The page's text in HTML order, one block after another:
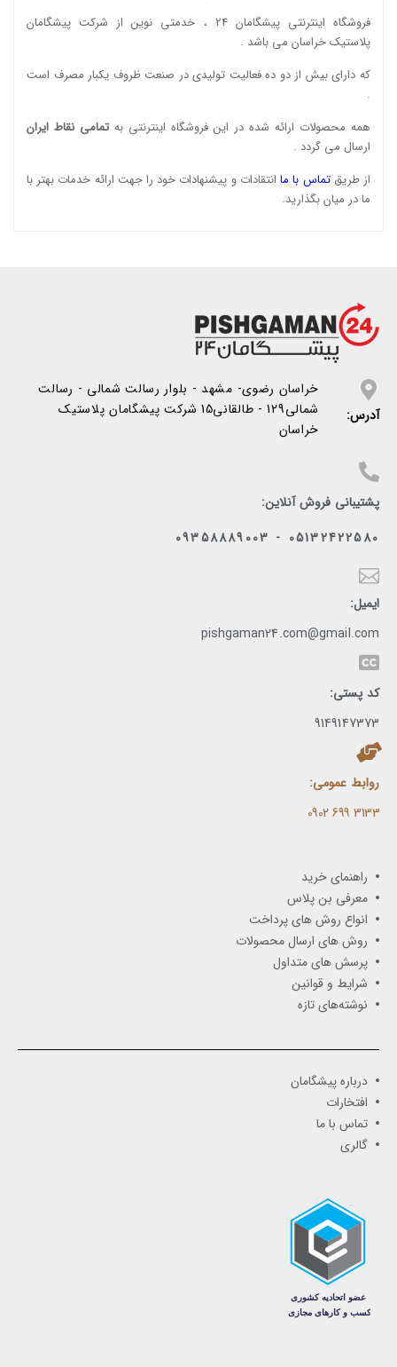
فروشگاه اینترنتی پیشگامان 24 ، خدمتی نوین از شرکت پیشگامان
پلاستیک خراسان می باشد .
که دارای بیش از دو ده فعالیت تولیدی در صنعت ظروف یکبار مصرف است
.
همه محصولات ارائه شده در این فروشگاه اینترنتی بهتمامی نقاط ایران
ارسال می گردد .
از طریقتماس با ما انتقادات و پیشنهادات خود را جهت ارائه خدمات بهتر با
ما در میان بگذارید.
آدرس:
خراسان رضوی- مشهد - بلوار رسالت شمالی - رسالت
شمالی129 - طالقانی15 شرکت پیشگامان پلاستیک
خراسان
پشتیبانی فروش آنلاین:
05132422580 - 09358889003
ایمیل:
pishgaman24.com@gmail.com
کد پستی:
9149147373
روابط عمومی:
3133 699 0902​
راهنمای خرید
معرفی بن پلاس
انواع روش های پرداخت
روش های ارسال محصولات
پرسش های متداول
شرایط و قوانین
نوشته‌های تازه
درباره پیشگامان
افتخارات
تماس با ما
گالری